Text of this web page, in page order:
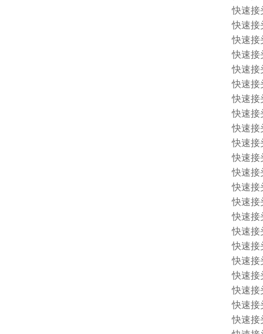
快速接
快速接
快速接
快速接
快速接
快速接
快速接
快速接
快速接
快速接
快速接
快速接
快速接
快速接
快速接
快速接
快速接
快速接
快速接
快速接
快速接
快速接